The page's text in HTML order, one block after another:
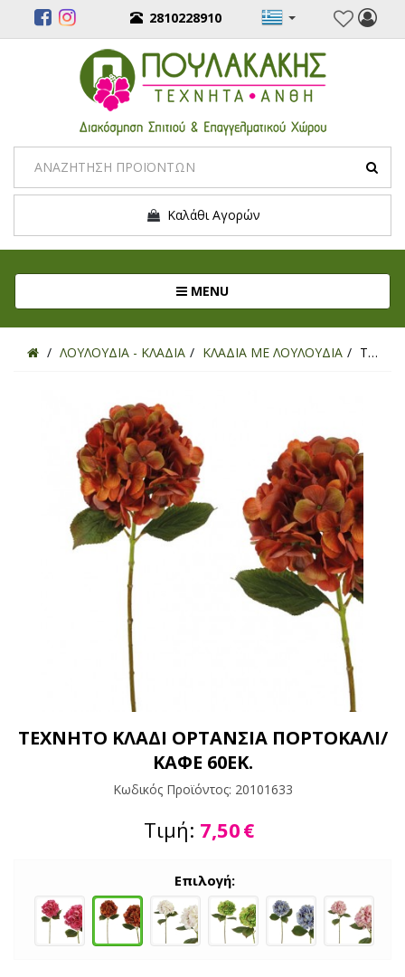
2810228910
Καλάθι Αγορών
MENUToggle navigation
ΛΟΥΛΟΥΔΙΑ - ΚΛΑΔΙΑ ΚΛΑΔΙΑ ΜΕ ΛΟΥΛΟΥΔΙΑ ΤΕΧΝΗΤΟ ΚΛΑΔΙ ΟΡΤΑΝΣΙΑ ΠΟΡΤΟΚΑΛΙ/ΚΑΦΕ 60ΕΚ.
ΤΕΧΝΗΤΟ ΚΛΑΔΙ ΟΡΤΑΝΣΙΑ ΠΟΡΤΟΚΑΛΙ/
ΚΑΦΕ 60ΕΚ.
Κωδικός Προϊόντος: 20101633
Τιμή: 7,50€
Επιλογή: